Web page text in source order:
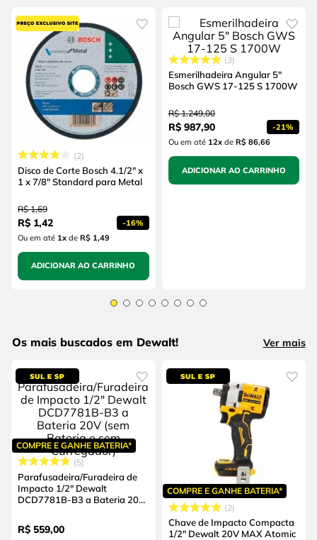
2
Disco de Corte Bosch 4.1/2" x
1 x 7/8" Standard para Metal
R$ 1,69
R$ 1,42 -16%
Ou em até 1x de R$ 1,49
ADICIONAR AO CARRINHO
3
Esmerilhadeira Angular 5"
Bosch GWS 17-125 S 1700W
R$ 1.249,00
R$ 987,90 -21%
Ou em até 12xde R$ 86,66
ADICIONAR AO CARRINHO
Os mais buscados em Dewalt! Ver mais
COMPRE E GANHE BATERIA*
5
Parafusadeira/Furadeira de
Impacto 1/2" Dewalt
DCD7781B-B3 a Bateria 20V
Carregador)
R$ 559,00
COMPRE E GANHE BATERIA*
2
Chave de Impacto Compacta
1/2" Dewalt 20V MAX Atomic